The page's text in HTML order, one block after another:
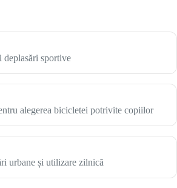
deplasări sportive
alegerea bicicletei potrivite copiilor
urbane și utilizare zilnică